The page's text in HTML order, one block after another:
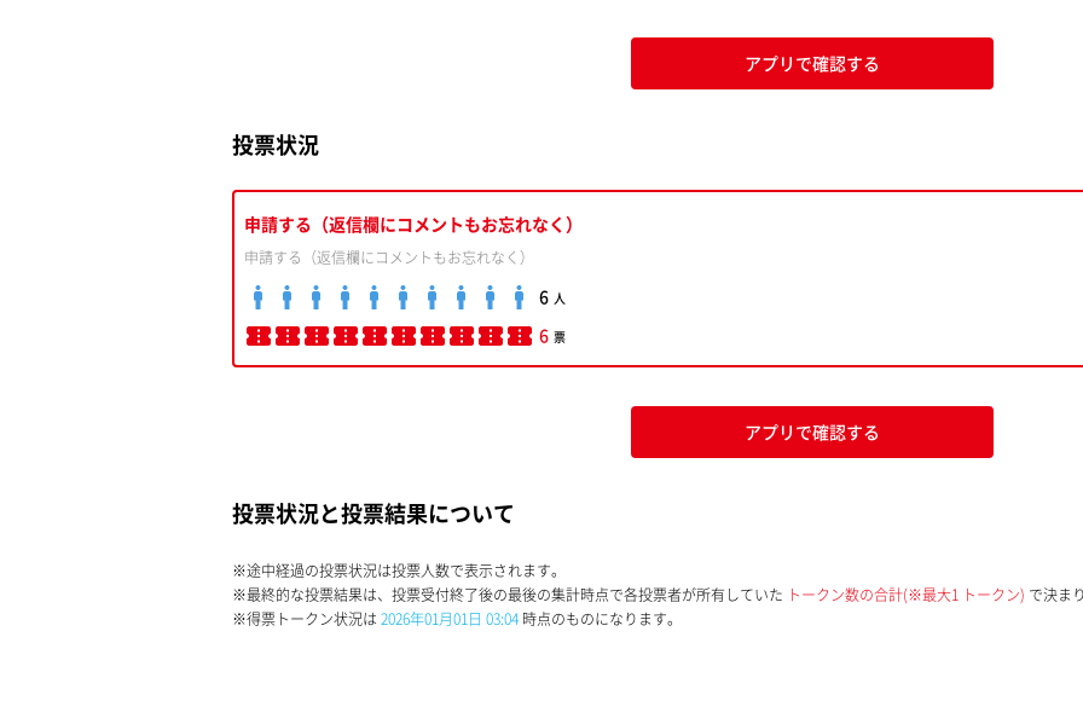
アプリで確認する
投票状況
申請する（返信欄にコメントもお忘れなく）
申請する（返信欄にコメントもお忘れなく）
6 人
6 票
アプリで確認する
投票状況と投票結果について
※途中経過の投票状況は投票人数で表示されます。
※最終的な投票結果は、投票受付終了後の最後の集計時点で各投票者が所有していた トークン数の合計(※最大1 トークン) で決ま
※得票トークン状況は 2026年01月01日 03:04 時点のものになります。